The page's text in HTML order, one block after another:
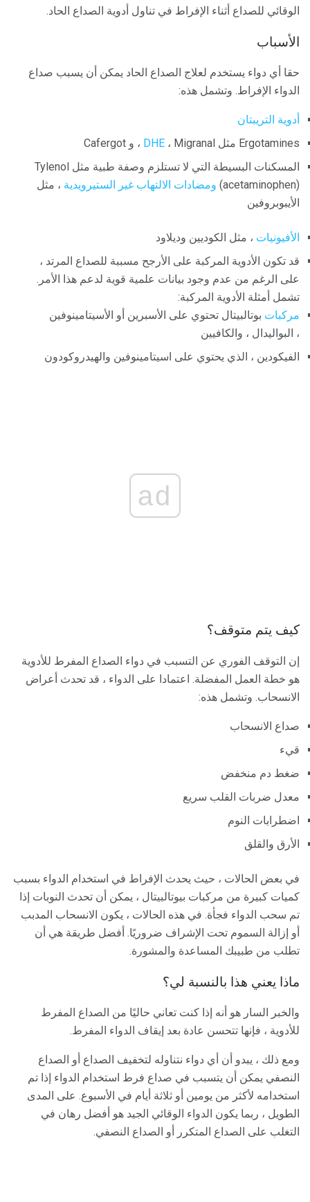
الوقائي للصداع أثناء الإفراط في تناول أدوية الصداع الحاد.
الأسباب
حقا أي دواء يستخدم لعلاج الصداع الحاد يمكن أن يسبب صداع
الدواء الإفراط. وتشمل هذه:
أدوية التريبتان
Ergotamines مثل
DHE ، Migranal ، و Cafergot
المسكنات البسيطة التي لا تستلزم وصفة طبية مثل Tylenol
(acetaminophen) ومضادات الالتهاب غير الستيرويدية ، مثل
الأيبوبروفين
الأفيونيات ، مثل الكوديين وديلاود
قد تكون الأدوية المركبة على الأرجح مسببة للصداع المرتد ،
على الرغم من عدم وجود بيانات علمية قوية لدعم هذا الأمر.
تشمل أمثلة الأدوية المركبة:
مركبات بوتالبيتال تحتوي على الأسبرين أو الأسيتامينوفين
، البواليدال ، والكافيين
الفيكودين ، الذي يحتوي على اسيتامينوفين والهيدروكودون
ad
كيف يتم متوقف؟
إن التوقف الفوري عن التسبب في دواء الصداع المفرط للأدوية
هو خطة العمل المفضلة. اعتمادا على الدواء ، قد تحدث أعراض
الانسحاب. وتشمل هذه:
صداع الانسحاب
قيء
ضغط دم منخفض
معدل ضربات القلب سريع
اضطرابات النوم
الأرق والقلق
في بعض الحالات ، حيث يحدث الإفراط في استخدام الدواء بسبب
كميات كبيرة من مركبات بيوتالبيتال ، يمكن أن تحدث النوبات إذا
تم سحب الدواء فجأة. في هذه الحالات ، يكون الانسحاب المدبب
أو إزالة السموم تحت الإشراف ضروريًا. أفضل طريقة هي أن
تطلب من طبيبك المساعدة والمشورة.
ماذا يعني هذا بالنسبة لي؟
والخبر السار هو أنه إذا كنت تعاني حاليًا من الصداع المفرط
للأدوية ، فإنها تتحسن عادة بعد إيقاف الدواء المفرط.
ومع ذلك ، يبدو أن أي دواء نتناوله لتخفيف الصداع أو الصداع
النصفي يمكن أن يتسبب في صداع فرط استخدام الدواء إذا تم
استخدامه لأكثر من يومين أو ثلاثة أيام في الأسبوع. على المدى
الطويل ، ربما يكون الدواء الوقائي الجيد هو أفضل رهان في
التغلب على الصداع المتكرر أو الصداع النصفي.